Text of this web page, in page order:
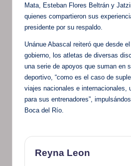
Mata, Esteban Flores Beltrán y
quienes compartieron sus
presidente por su respaldo.
Unánue Abascal reiteró que desde
gobierno, los atletas de diversas
una serie de apoyos que suman en
deportivo, “como es el caso de
viajes nacionales e internacionales,
para sus entrenadores”,
Boca del Río.
Reyna Leon